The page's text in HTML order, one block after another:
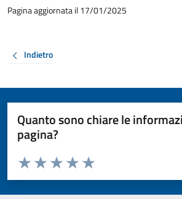
Pagina aggiornata il 17/01/2025
Indietro
Quanto sono chiare le
pagina?
Valuta da 1 a 5 stelle la pagina
Valuta 5 stelle su 5
Valuta 4 stelle su 5
Valuta 3 stelle su 5
Valuta 2 stelle su 5
Valuta 1 stelle su 5